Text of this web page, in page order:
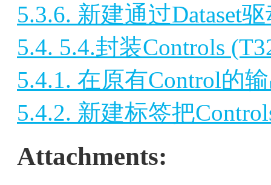
5.3.6. 新建通过Dataset
5.4. 5.4.封装Controls
5.4.1. 在原有Control的
5.4.2. 新建标签把
Attachments: